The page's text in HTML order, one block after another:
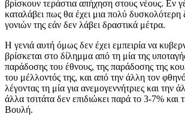
βρίσκουν τεράστια απήχηση στους νέους. Εν
καταλάβει πως θα έχει μια πολύ
γονιών της εάν δεν λάβει δραστικά μέτρα.
Η γενιά αυτή όμως δεν έχει εμπειρία να
βρίσκεται στο δίλημμα από τη μία της
παράδοσης του έθνους, της παράδοσης της
του μέλλοντός της, και από την άλλη τον
λέγοντας τη μία για ανεμογεννήτριες και την
άλλα τσιτάτα δεν επιδιώκει παρά το 3-7% και
Βουλή.